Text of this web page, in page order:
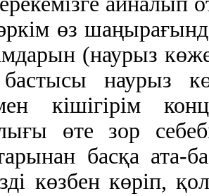
өз
(наурыз
наурыз
кішігірім
өте зор
басқа ата-
көзбен көріп,